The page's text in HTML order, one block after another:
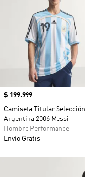
Precio
$ 199.999
Camiseta Titular Selección
Argentina 2006 Messi
Hombre Performance
Envío Gratis